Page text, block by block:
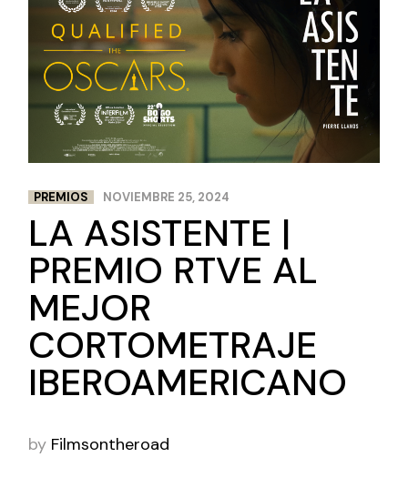
PREMIOS NOVIEMBRE 25, 2024
LA ASISTENTE |
PREMIO RTVE AL
MEJOR
CORTOMETRAJE
IBEROAMERICANO
by Filmsontheroad